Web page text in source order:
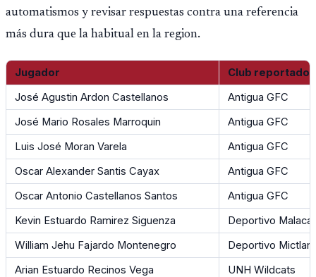
automatismos y revisar respuestas contra una referencia
más dura que la habitual en la region.
Jugador
Club reportado
José Agustin Ardon Castellanos
Antigua GFC
José Mario Rosales Marroquin
Antigua GFC
Luis José Moran Varela
Antigua GFC
Oscar Alexander Santis Cayax
Antigua GFC
Oscar Antonio Castellanos Santos
Antigua GFC
Kevin Estuardo Ramirez Siguenza
Deportivo
William Jehu Fajardo Montenegro
Deportivo Mictlan
Arian Estuardo Recinos Vega
UNH Wildcats